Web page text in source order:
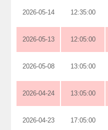
2026-05-14 12:35:00
2026-05-13 12:05:00
2026-05-08 13:05:00
2026-04-24 13:05:00
2026-04-23 17:05:00